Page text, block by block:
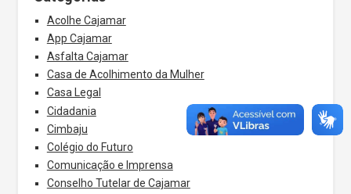
Acolhe Cajamar
App Cajamar
Asfalta Cajamar
Casa de Acolhimento da Mulher
Casa Legal
Cidadania
Cimbaju
Colégio do Futuro
Comunicação e Imprensa
Conselho Tutelar de Cajamar